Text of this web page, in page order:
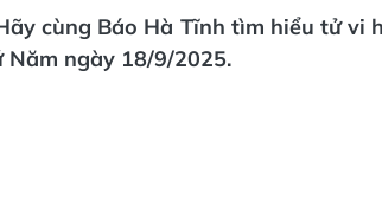
cùng Báo Hà Tĩnh tìm hiểu tử
ngày 18/9/2025.